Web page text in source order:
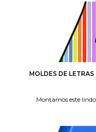
MOLDES DE
Montamos este